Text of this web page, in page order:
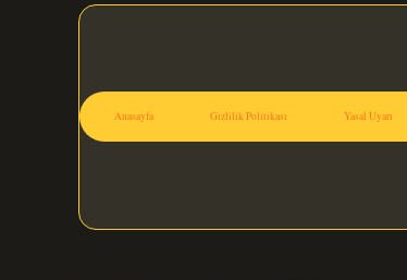
Anasayfa Gizlilik Politikası Yasal Uyarı